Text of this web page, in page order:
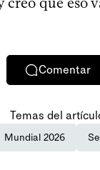
Comentar
Temas del
Mundial 2026